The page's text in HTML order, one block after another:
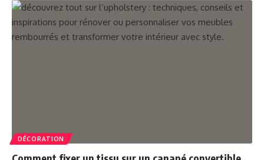
DÉCORATION